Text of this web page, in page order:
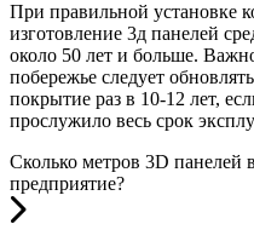
При правильной установке
изготовление 3д панелей
около 50 лет и больше.
побережье следует
покрытие раз в 10-12 лет,
прослужило весь срок
Сколько метров 3D панелей
предприятие?